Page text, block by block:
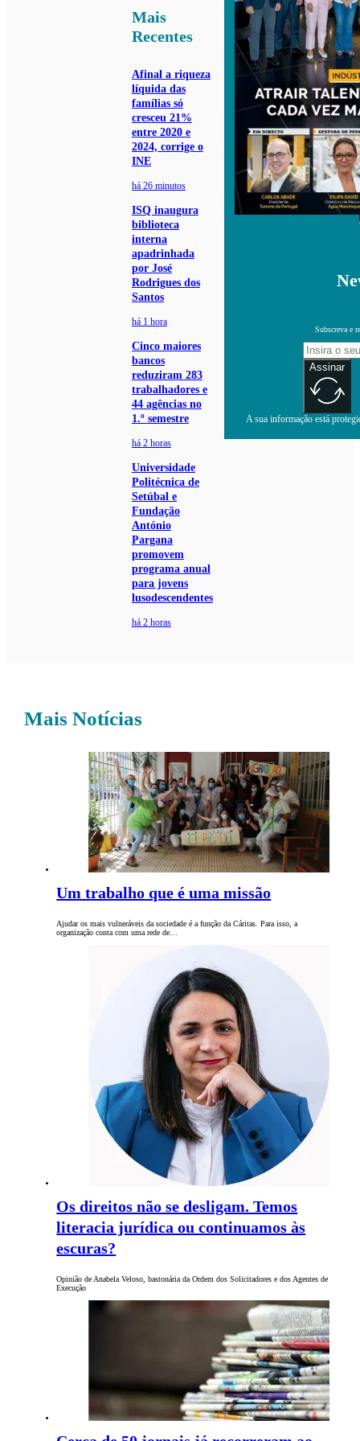
Mais
Recentes
Afinal a riqueza
líquida das
famílias só
cresceu 21%
entre 2020 e
2024, corrige o
INE
há 26 minutos
ISQ inaugura
biblioteca
interna
apadrinhada
por José
Rodrigues dos
Santos
há 1 hora
Cinco maiores
bancos
reduziram 283
trabalhadores e
44 agências no
1.º semestre
há 2 horas
Universidade
Politécnica de
Setúbal e
Fundação
António
Pargana
promovem
programa anual
para jovens
lusodescendentes
há 2 horas
Subscreva e
Assinar
A sua informação está
Mais Notícias
Um trabalho que é uma missão
Ajudar os mais vulneráveis da sociedade é a função da Cáritas. Para isso, a
organização conta com uma rede de…
Os direitos não se desligam. Temos
literacia jurídica ou continuamos às
escuras?
Opinião de Anabela Veloso, bastonária da Ordem dos Solicitadores e dos Agentes de
Execução